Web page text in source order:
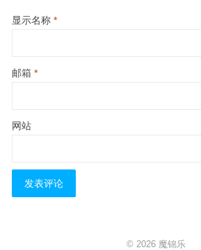
显示名称 *
邮箱 *
网站
© 2026 魔锦乐